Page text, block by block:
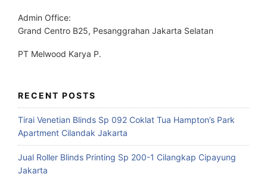
Admin Office:
Grand Centro B25, Pesanggrahan Jakarta Selatan
PT Melwood Karya P.
RECENT POSTS
Tirai Venetian Blinds Sp 092 Coklat Tua Hampton’s Park
Apartment Cilandak Jakarta
Jual Roller Blinds Printing Sp 200-1 Cilangkap Cipayung
Jakarta